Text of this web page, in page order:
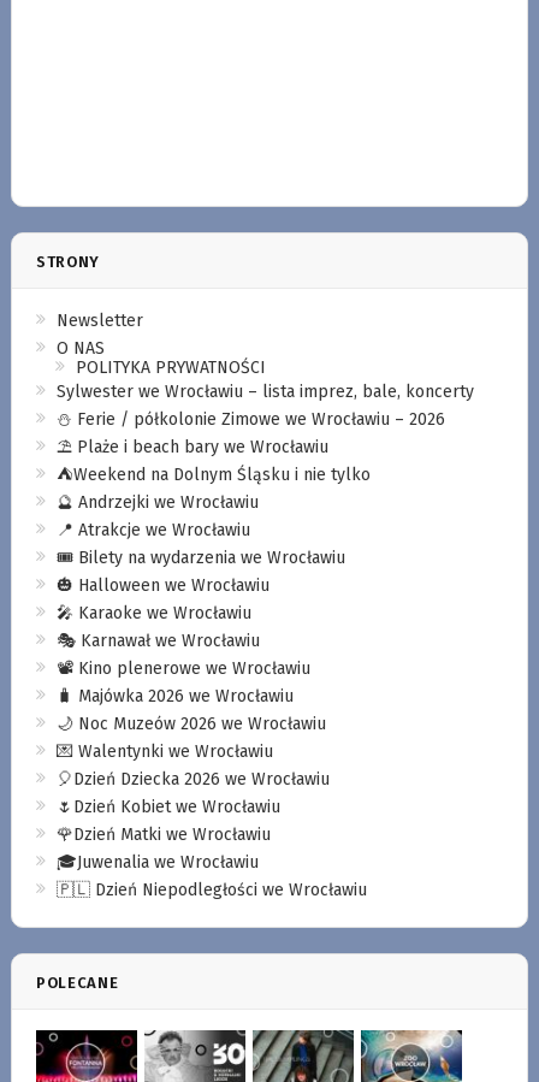
STRONY
Newsletter
O NAS
POLITYKA PRYWATNOŚCI
Sylwester we Wrocławiu – lista imprez, bale, koncerty
⛄️ Ferie / półkolonie Zimowe we Wrocławiu – 2026
⛱️ Plaże i beach bary we Wrocławiu
⛺️Weekend na Dolnym Śląsku i nie tylko
🔮 Andrzejki we Wrocławiu
📍 Atrakcje we Wrocławiu
🎟️ Bilety na wydarzenia we Wrocławiu
🎃 Halloween we Wrocławiu
🎤 Karaoke we Wrocławiu
🎭 Karnawał we Wrocławiu
📽️ Kino plenerowe we Wrocławiu
🧳 Majówka 2026 we Wrocławiu
🌙 Noc Muzeów 2026 we Wrocławiu
💌 Walentynki we Wrocławiu
🎈Dzień Dziecka 2026 we Wrocławiu
🌷Dzień Kobiet we Wrocławiu
🌹Dzień Matki we Wrocławiu
🎓Juwenalia we Wrocławiu
🇵🇱 Dzień Niepodległości we Wrocławiu
POLECANE